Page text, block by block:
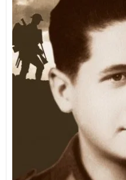
otroci vsak dan hodili v
pomagali sosednjim
nekaj hrane, ki jo je v